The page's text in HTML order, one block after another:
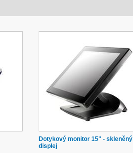
Dotykový monitor 15" - skleněný
displej